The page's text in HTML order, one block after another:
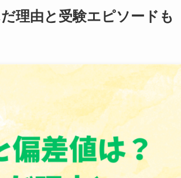
理由と受験エピソードも